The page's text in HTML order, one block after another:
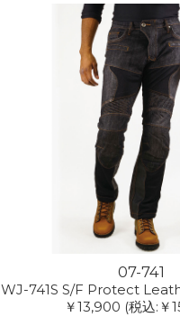
07-741
WJ-741S S/F Protect
￥13,900 (税込:￥